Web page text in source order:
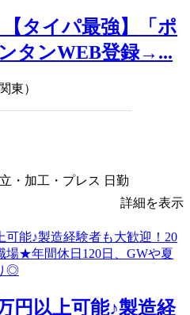
【タイパ最強】「ポ
タンWEB登録→...
東）
・加工・プレス 日勤
詳細を表示
円以上可能♪製造経